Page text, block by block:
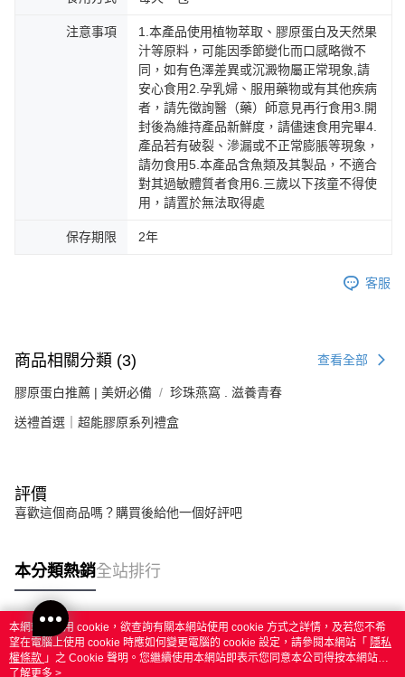
注意事項
1.本產品使用植物萃取、膠原蛋白及天然果
汁等原料，可能因季節變化而口感略微不
同，如有色澤差異或沉澱物屬正常現象,請
安心食用2.孕乳婦、服用藥物或有其他疾病
者，請先徵詢醫（藥）師意見再行食用3.開
封後為維持產品新鮮度，請儘速食用完畢4.
產品若有破裂、滲漏或不正常膨脹等現象，
請勿食用5.本產品含魚類及其製品，不適合
對其過敏體質者食用6.三歲以下孩童不得使
用，請置於無法取得處
保存期限 2年
客服
商品相關分類 (3) 查看全部
膠原蛋白推薦 | 美妍必備 珍珠燕窩 . 滋養青春
送禮首選｜超能膠原系列禮盒
評價
喜歡這個商品嗎？購買後給他一個好評吧
本分類熱銷全站排行
熱門標籤
本網站中使用 cookie，欲查詢有關本網站使用 cookie 方式之詳情，及若您不希
望在電腦上使用 cookie 時應如何變更電腦的 cookie 設定，請參閱本網站「 隱私
權條款 」之 Cookie 聲明。您繼續使用本網站即表示您同意本公司得按本網站使
用條款之 Cookie 聲明使用 cookie。
了解更多 >